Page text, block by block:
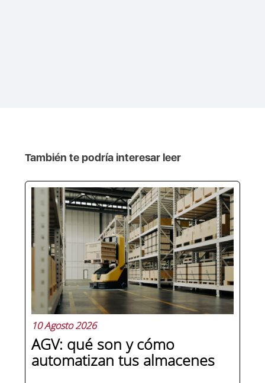
También te podría interesar leer
10 Agosto 2026
AGV: qué son y cómo
automatizan tus almacenes